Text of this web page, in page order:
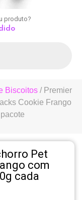
produto?
Biscoitos / Premier
Cookie Frango
Pet
com
cada